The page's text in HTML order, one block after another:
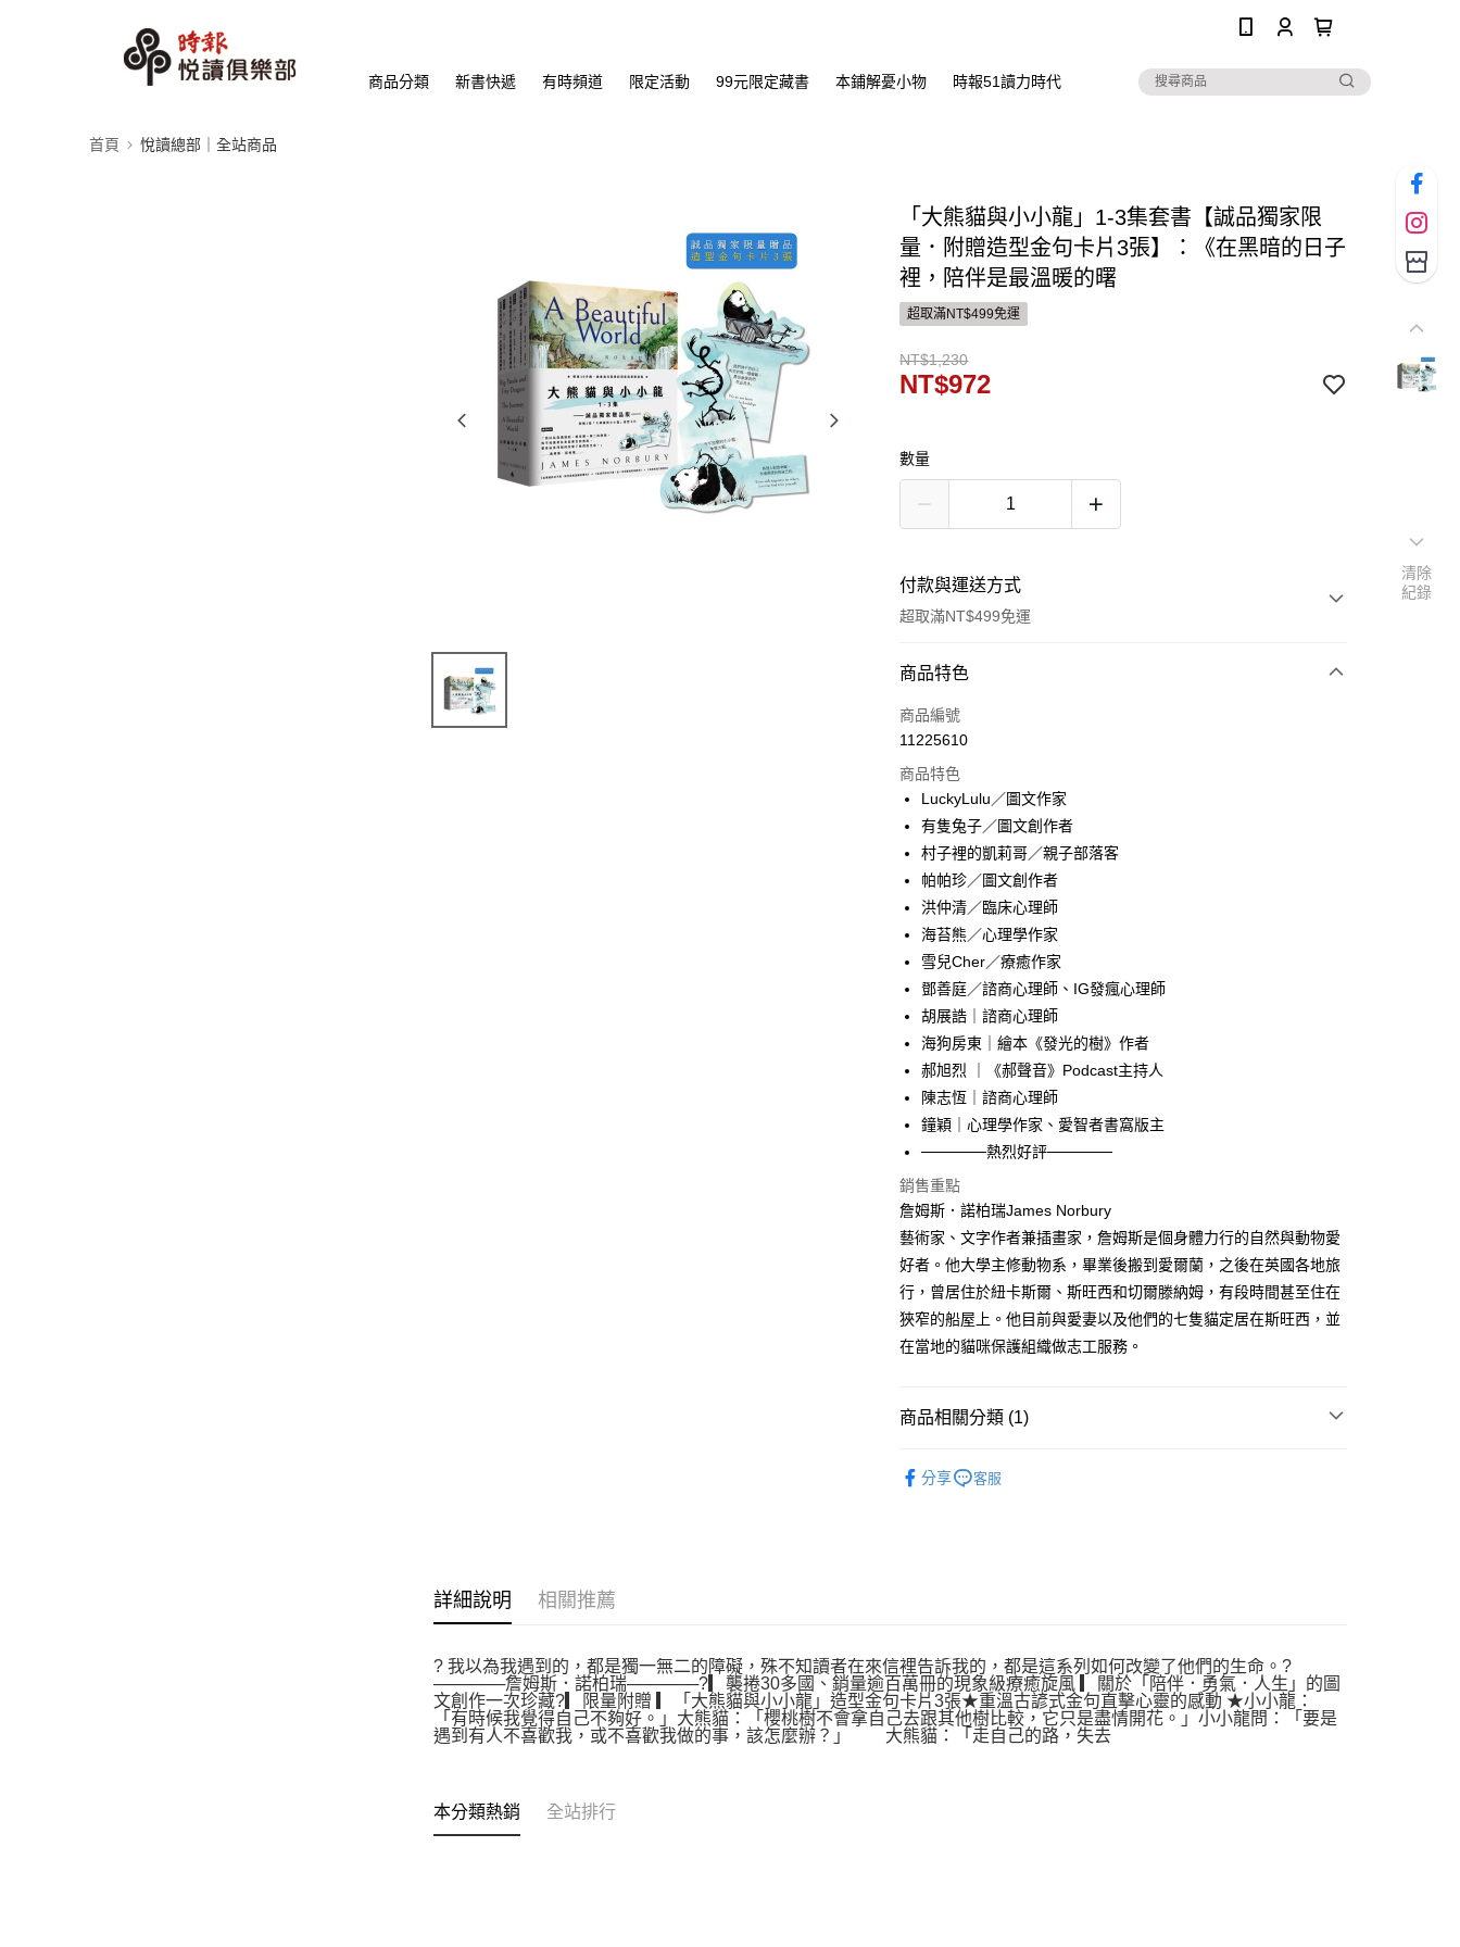
商品分類 新書快遞 有時頻道 限定活動 99元限定藏書 本鋪解憂小物 時報51讀力時代
首頁 悅讀總部｜全站商品
「大熊貓與小小龍」1-3集套書【誠品獨家限
量．附贈造型金句卡片3張】：《在黑暗的日子
裡，陪伴是最溫暖的曙
超取滿NT$499免運
NT$1,230
NT$972
數量
付款與運送方式
超取滿NT$499免運
付款方式
信用卡一次付款
運送方式
付款後全家取貨
每筆NT$60，滿NT$499(含以上)免運費
付款後7-11取貨
宅配
每筆NT$100，滿NT$499(含以上)免運費
商品特色
商品編號
11225610
商品特色
LuckyLulu／圖文作家
有隻兔子／圖文創作者
村子裡的凱莉哥／親子部落客
帕帕珍／圖文創作者
洪仲清／臨床心理師
海苔熊／心理學作家
雪兒Cher／療癒作家
鄧善庭／諮商心理師、IG發瘋心理師
胡展誥｜諮商心理師
海狗房東｜繪本《發光的樹》作者
郝旭烈 ｜《郝聲音》Podcast主持人
陳志恆｜諮商心理師
鐘穎｜心理學作家、愛智者書窩版主
──────熱烈好評──────
銷售重點
詹姆斯．諾柏瑞James Norbury
藝術家、文字作者兼插畫家，詹姆斯是個身體力行的自然與動物愛
好者。他大學主修動物系，畢業後搬到愛爾蘭，之後在英國各地旅
行，曾居住於紐卡斯爾、斯旺西和切爾滕納姆，有段時間甚至住在
狹窄的船屋上。他目前與愛妻以及他們的七隻貓定居在斯旺西，並
在當地的貓咪保護組織做志工服務。
商品相關分類 (1)
分享
客服
詳細說明 相關推薦
? 我以為我遇到的，都是獨一無二的障礙，殊不知讀者在來信裡告訴我的，都是這系列如何改變了他們的生命。?
──────詹姆斯．諾柏瑞──────?▎襲捲30多國、銷量逾百萬冊的現象級療癒旋風 ▎關於「陪伴．勇氣．人生」的圖
文創作一次珍藏?▎限量附贈 ▎「大熊貓與小小龍」造型金句卡片3張★重溫古諺式金句直擊心靈的感動 ★小小龍：
「有時候我覺得自己不夠好。」大熊貓：「櫻桃樹不會拿自己去跟其他樹比較，它只是盡情開花。」小小龍問：「要是
遇到有人不喜歡我，或不喜歡我做的事，該怎麼辦？」 大熊貓：「走自己的路，失去
本分類熱銷 全站排行
清除
紀錄